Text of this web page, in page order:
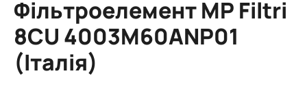
МБ.
Дозволені
типи:
gif
jpg
Фільтроелемент MP Filtri
8CU 4003M60ANP01
(Італія)